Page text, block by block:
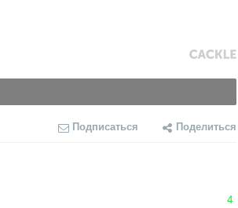
Подписаться Поделиться
4